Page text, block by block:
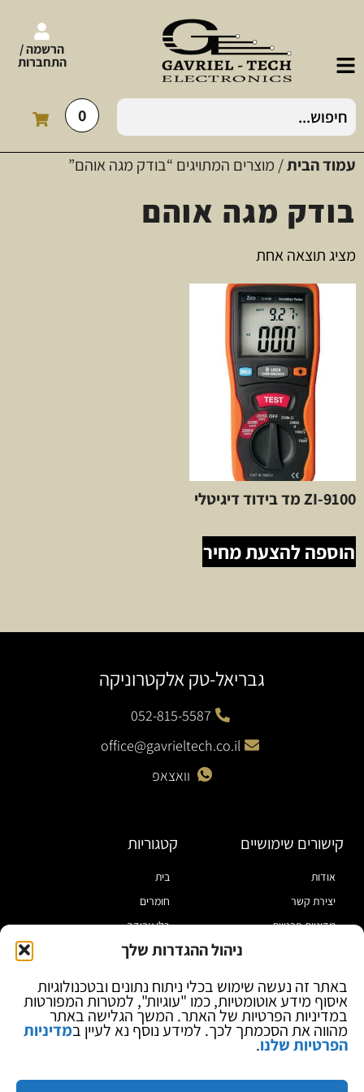
ניהול ההגדרות שלך
באתר זה נעשה שימוש בכלי ניתוח נתונים ובטכנולוגיות
איסוף מידע אוטומטיות, כמו "עוגיות", למטרות המפורטות
במדיניות הפרטיות של האתר. המשך הגלישה באתר
מהווה את הסכמתך לכך. למידע נוסף נא לעיין במדיניות
הפרטיות שלנו.
הרשמה /
התחברות
0
עמוד הבית/ מוצרים המתויגים “בודק מגה אוהם”
בודק מגה אוהם
מציג תוצאה אחת
ZI-9100 מד בידוד דיגיטלי
הוספה להצעת מחיר
גבריאל-טק אלקטרוניקה
052-815-5587
office@gavrieltech.co.il
וואצאפ
קישורים שימושיים
אודות
יצירת קשר
מדיניות פרטיות
בלוג
קטגוריות
בית
חומרים
כלי עבודה
מוצרי הלחמה
ספקי כח ומודדים
ציוד אופטי להגדלה